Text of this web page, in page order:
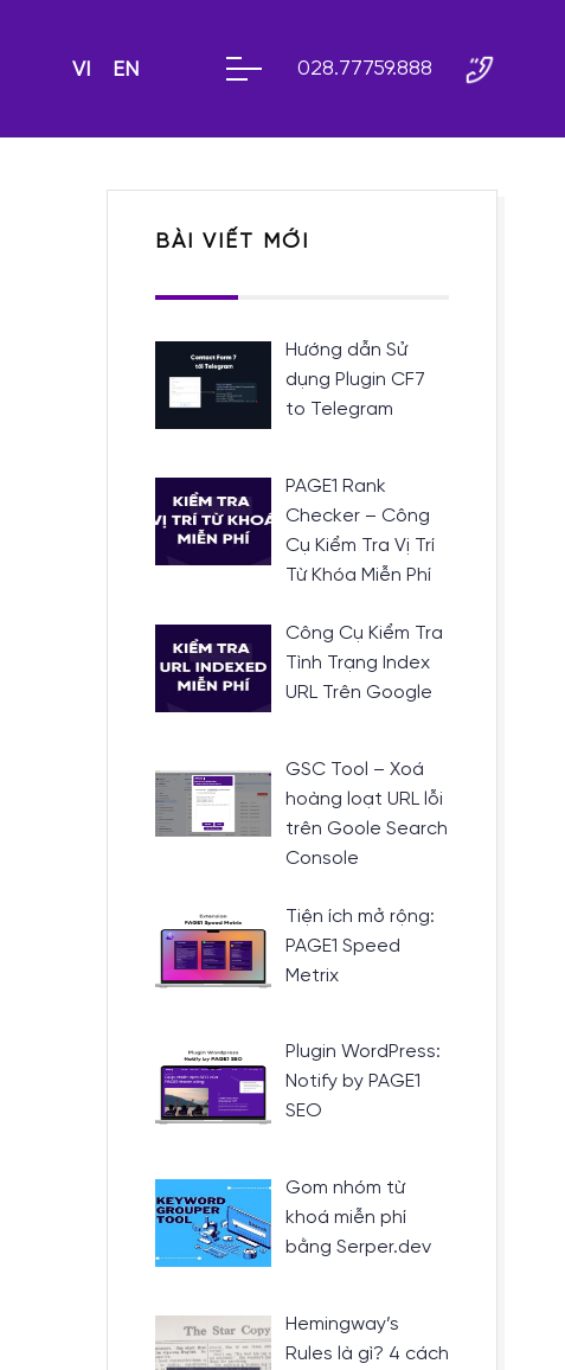
VI EN 028.77759.888
BÀI VIẾT MỚI
Hướng dẫn Sử
dụng Plugin CF7
to Telegram
PAGE1 Rank
Checker – Công
Cụ Kiểm Tra Vị Trí
Từ Khóa Miễn Phí
Công Cụ Kiểm Tra
Tình Trạng Index
URL Trên Google
GSC Tool – Xoá
hoàng loạt URL lỗi
trên Goole Search
Console
Tiện ích mở rộng:
PAGE1 Speed
Metrix
Plugin WordPress:
Notify by PAGE1
SEO
Gom nhóm từ
khoá miễn phí
bằng Serper.dev
Hemingway’s
Rules là gì? 4 cách